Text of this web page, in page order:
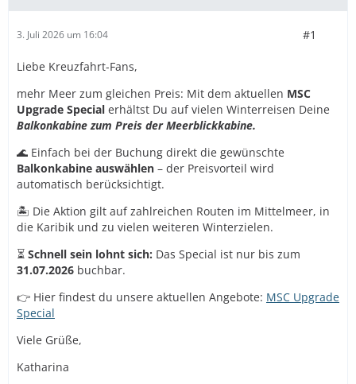
3. Juli 2026 um 16:04 #1
Liebe Kreuzfahrt-Fans,
mehr Meer zum gleichen Preis: Mit dem aktuellen MSC
Upgrade Special erhältst Du auf vielen Winterreisen Deine
Balkonkabine zum Preis der Meerblickkabine.
🌊 Einfach bei der Buchung direkt die gewünschte
Balkonkabine auswählen – der Preisvorteil wird
automatisch berücksichtigt.
🏝️ Die Aktion gilt auf zahlreichen Routen im Mittelmeer, in
die Karibik und zu vielen weiteren Winterzielen.
⏳ Schnell sein lohnt sich: Das Special ist nur bis zum
31.07.2026 buchbar.
👉 Hier findest du unsere aktuellen Angebote: MSC Upgrade
Special
Viele Grüße,
Katharina